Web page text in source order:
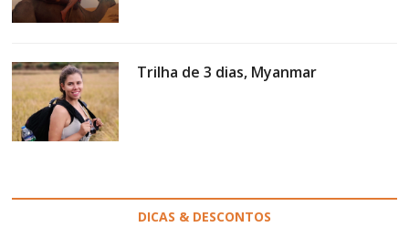
Trilha de 3 dias, Myanmar
DICAS & DESCONTOS